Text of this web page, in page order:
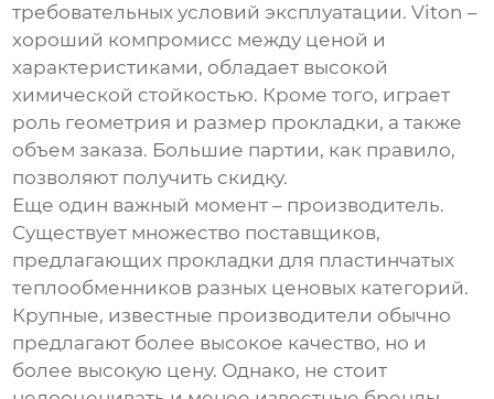
требовательных условий эксплуатации. Viton –
хороший компромисс между ценой и
характеристиками, обладает высокой
химической стойкостью. Кроме того, играет
роль геометрия и размер прокладки, а также
объем заказа. Большие партии, как правило,
позволяют получить скидку.
Еще один важный момент – производитель.
Существует множество поставщиков,
предлагающих прокладки для пластинчатых
теплообменников разных ценовых категорий.
Крупные, известные производители обычно
предлагают более высокое качество, но и
более высокую цену. Однако, не стоит